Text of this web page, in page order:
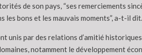
de son pays, “ses remerciements
les bons et les mauvais moments”, a-t-il dit.
unis par des relations d’amitié historiques
notamment le développement